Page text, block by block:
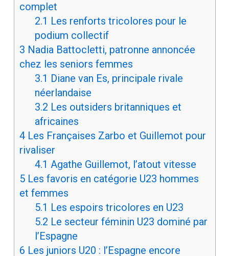
complet
2.1 Les renforts tricolores pour le
podium collectif
3 Nadia Battocletti, patronne annoncée
chez les seniors femmes
3.1 Diane van Es, principale rivale
néerlandaise
3.2 Les outsiders britanniques et
africaines
4Les Françaises Zarbo et Guillemot pour
rivaliser
4.1 Agathe Guillemot, l’atout vitesse
5Les favoris en catégorie U23 hommes
et femmes
5.1 Les espoirs tricolores en U23
5.2 Le secteur féminin U23 dominé par
l’Espagne
6 Les juniors U20 : l’Espagne encore